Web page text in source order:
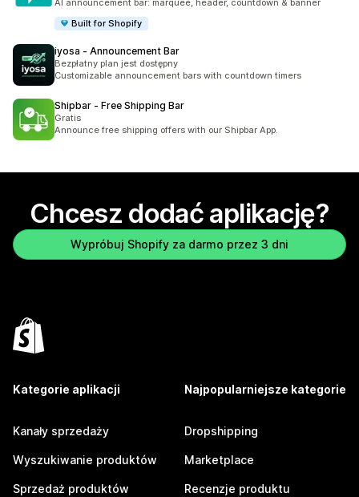
AI announcement bar: marquee, header, countdown & banner
Built for Shopify
iyosa ‑ Announcement Bar
Bezpłatny plan jest dostępny
Customizable announcement bars with countdown timers
Shipbar ‑ Free Shipping Bar
Gratis
Announce free shipping offers with our Shipbar App.
Chcesz dodać aplikację?
Wypróbuj Shopify za darmo przez 3 dni
Kategorie aplikacji
Kanały sprzedaży
Wyszukiwanie produktów
Sprzedaż produktów
Najpopularniejsze kategorie
Dropshipping
Marketplace
Recenzje produktu